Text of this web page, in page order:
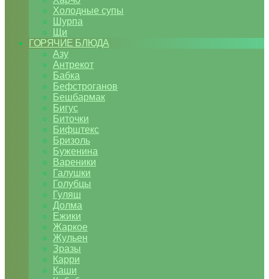
Холодные супы
Шурпа
Щи
ГОРЯЧИЕ БЛЮДА
Азу
Антрекот
Бабка
Бефстроганов
Бешбармак
Бигус
Биточки
Бифштекс
Бризоль
Буженина
Вареники
Галушки
Голубцы
Гуляш
Долма
Ежики
Жаркое
Жульен
Зразы
Карри
Каши